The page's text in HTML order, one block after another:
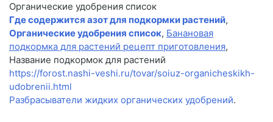
Органические удобрения список
Где содержится азот для подкормки растений,
Органические удобрения список, Банановая
подкормка для растений рецепт приготовления,
Название подкормок для растений
https://forost.nashi-veshi.ru/tovar/soiuz-organicheskikh-
udobrenii.html
Разбрасыватели жидких органических удобрений.